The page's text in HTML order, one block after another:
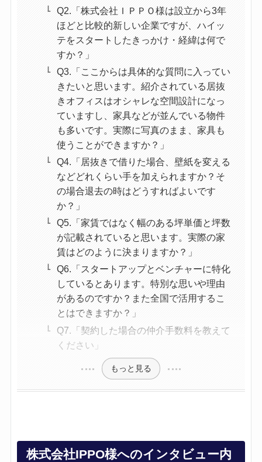
Q2.「株式会社ＩＰＰＯ様は設立から3年
ほどと比較的新しい企業ですが、ハイッ
テをスタートしたきっかけ・経緯は何で
すか？」
Q3.「ここからは具体的な質問に入ってい
きたいと思います。紹介されている居抜
きオフィスはオシャレな空間設計になっ
ていますし、家具などが並んでいる物件
も多いです。実際に写真のまま、家具も
使うことができますか？」
Q4.「居抜きで借りた場合、壁紙を変える
などどれくらい手を加えられますか？そ
の場合退去の時はどうすればよいです
か？」
Q5.「家賃ではなく幅のある坪単価と坪数
が記載されていると思います。実際の家
賃はどのように決まりますか？」
Q6.「スタートアップとベンチャーに特化
しているとあります。特別な思いや理由
があるのですか？また全国で活用するこ
とはできますか？」
Q7.「契約した場合の仲介手数料を教えて
ください」
もっと見る
株式会社IPPO様へのインタビュー内